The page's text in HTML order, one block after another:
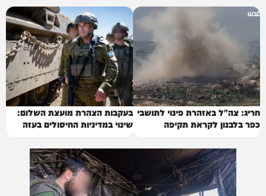
חריג: צה"ל באזהרת פינוי לתושבי
כפר בלבנון לקראת תקיפה
בעקבות הצהרת מועצת השלום:
שינוי במדיניות החיסולים בעזה